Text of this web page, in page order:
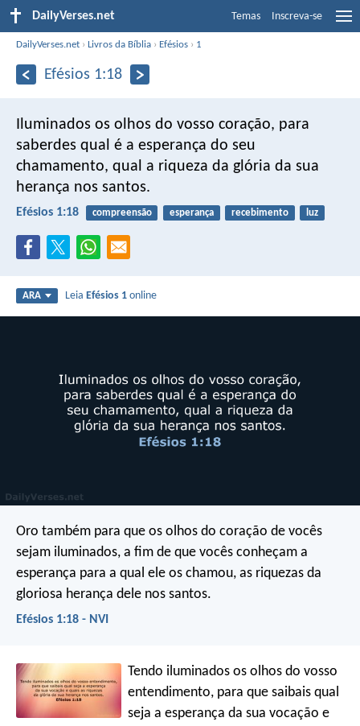
DailyVerses.net Temas Inscreva-se
DailyVerses.net ›Livros da Bíblia › Efésios › 1
Efésios 1:18
Iluminados os olhos do vosso coração, para
saberdes qual é a esperança do seu
chamamento, qual a riqueza da glória da sua
herança nos santos.
Efésios 1:18 compreensão esperança recebimento luz
ARA LeiaEfésios 1 online
Oro também para que os olhos do coração de vocês
sejam iluminados, a fim de que vocês conheçam a
esperança para a qual ele os chamou, as riquezas da
gloriosa herança dele nos santos.
Efésios 1:18 - NVI
Tendo iluminados os olhos do vosso
entendimento, para que saibais qual
seja a esperança da sua vocação e